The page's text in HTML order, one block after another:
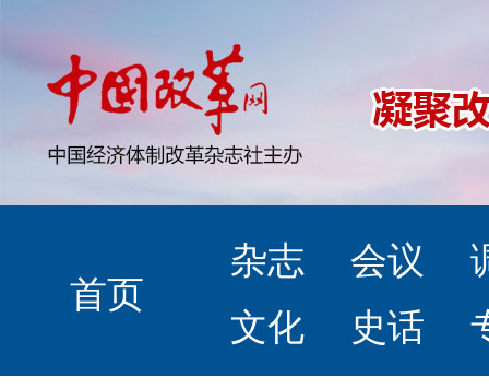
首页
杂志 会议
文化
史话